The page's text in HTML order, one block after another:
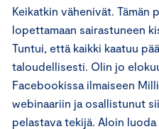
Keikatkin vähenivät. Tämän
lopettamaan sairastuneen
Tuntui, että kaikki kaatuu
taloudellisesti. Olin jo
Facebookissa ilmaiseen
webinaariin ja osallistunut
pelastava tekijä. Aloin luoda